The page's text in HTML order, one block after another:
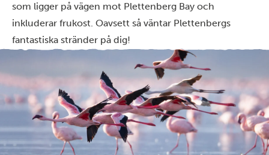
som ligger på vägen mot Plettenberg Bay och
inkluderar frukost. Oavsett så väntar Plettenbergs
fantastiska stränder på dig!